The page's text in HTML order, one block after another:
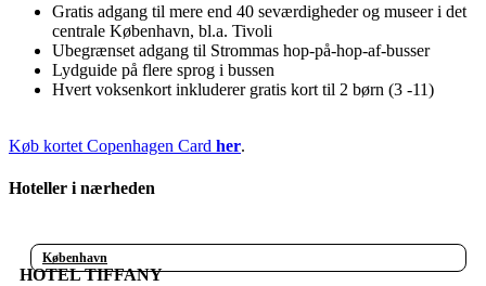
Gratis adgang til mere end 40 seværdigheder og museer i det
centrale København, bl.a. Tivoli
Ubegrænset adgang til Strommas hop-på-hop-af-busser
Lydguide på flere sprog i bussen
Hvert voksenkort inkluderer gratis kort til 2 børn (3 -11)
Køb kortet Copenhagen Card her.
Hoteller i nærheden
København
HOTEL TIFFANY